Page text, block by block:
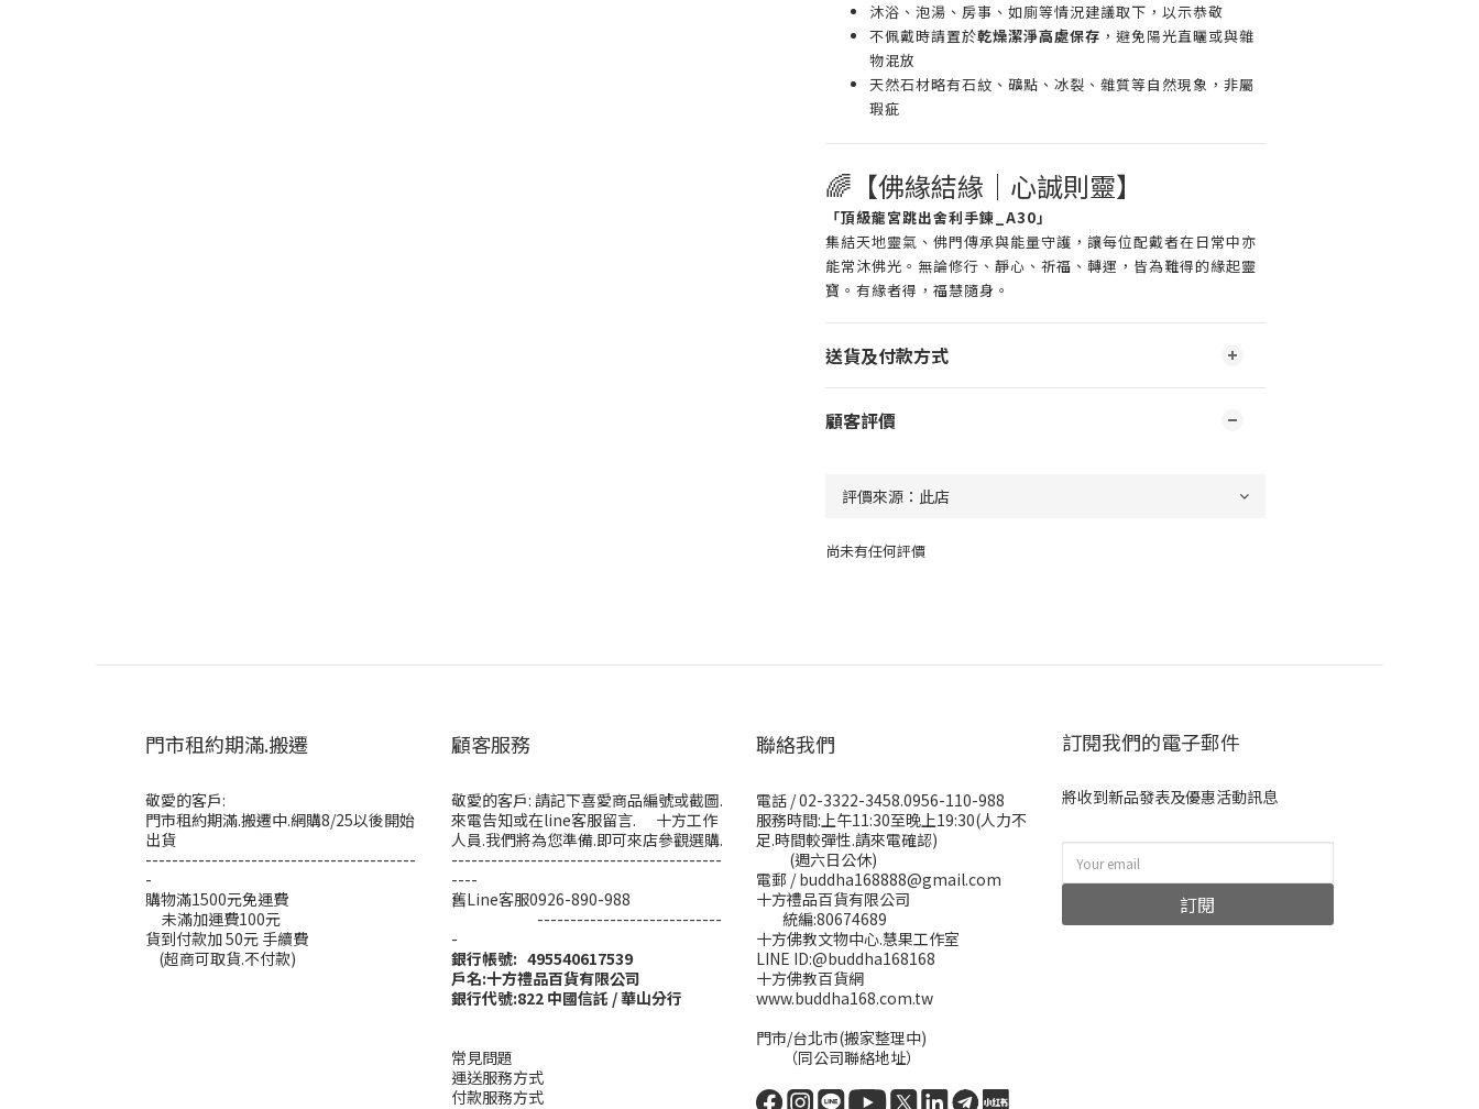
沐浴、泡湯、房事、如廁等情況建議取下，以示恭敬
不佩戴時請置於乾燥潔淨高處保存 ，避免陽光直曬或與雜
物混放
天然石材略有石紋、礦點、冰裂、雜質等自然現象，非屬
瑕疵
🌈【佛緣結緣｜心誠則靈】
「頂級龍宮跳出舍利手鍊_A30」
集結天地靈氣、佛門傳承與能量守護，讓每位配戴者在日常中亦
能常沐佛光。無論修行、靜心、祈福、轉運，皆為難得的緣起靈
寶。有緣者得，福慧隨身。
送貨及付款方式
顧客評價
尚未有任何評價
門市租約期滿.搬遷
敬愛的客戶:
門市租約期滿.搬遷中.網購8/25以後開始
出貨
-----------------------------------------
-
購物滿1500元免運費
未滿加運費100元
貨到付款加 50元 手續費
(超商可取貨.不付款)
顧客服務
敬愛的客戶: 請記下喜愛商品編號或截圖.
來電告知或在line客服留言. 十方工作
人員.我們將為您準備.即可來店參觀選購.
-----------------------------------------
----
舊Line客服0926-890-988
----------------------------
-
銀行帳號: 495540617539
戶名:十方禮品百貨有限公司
銀行代號:822 中國信託 / 華山分行
常見問題
運送服務方式
付款服務方式
聯絡我們
電話 / 02-3322-3458.0956-110-988
服務時間:上午11:30至晚上19:30(人力不
足.時間較彈性.請來電確認)
(週六日公休)
電郵 / buddha168888@gmail.com
十方禮品百貨有限公司
統編:80674689
十方佛教文物中心.慧果工作室
LINE ID:@buddha168168
十方佛教百貨網
www.buddha168.com.tw
門市/台北市(搬家整理中)
（同公司聯絡地址）
訂閱我們的電子郵件
將收到新品發表及優惠活動訊息
訂閱